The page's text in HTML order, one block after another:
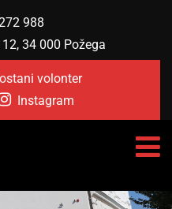
988
34 000 Požega
volonter
Instagram